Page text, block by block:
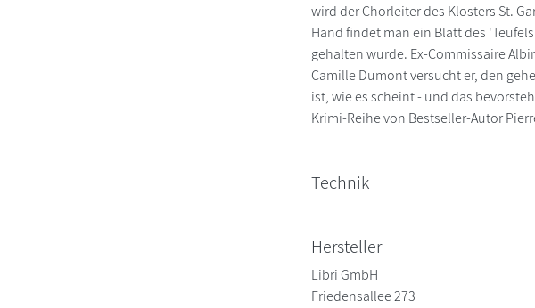
wird der Chorleiter des Klosters St.
Hand findet man ein Blatt des
gehalten wurde. Ex-Commissaire
Camille Dumont versucht er, den
ist, wie es scheint - und das
Krimi-Reihe von Bestseller-Autor
Technik
Hersteller
Libri GmbH
Friedensallee 273